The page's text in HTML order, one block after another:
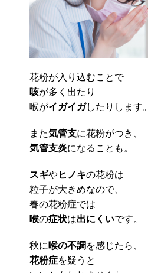
花粉が入り込むことで
咳が多く出たり
喉がイガイガしたりします。
また気管支に花粉がつき、
気管支炎になることも。
スギやヒノキの花粉は
粒子が大きめなので、
春の花粉症では
喉の症状は出にくいです。
秋に 喉の不調 を感じたら、
花粉症を疑うと